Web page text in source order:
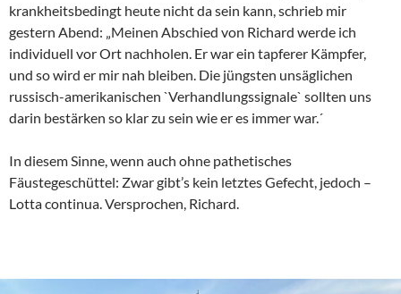
krankheitsbedingt heute nicht da sein kann, schrieb mir
gestern Abend: „Meinen Abschied von Richard werde ich
individuell vor Ort nachholen. Er war ein tapferer Kämpfer,
und so wird er mir nah bleiben. Die jüngsten unsäglichen
russisch-amerikanischen `Verhandlungssignale` sollten uns
darin bestärken so klar zu sein wie er es immer war.´
In diesem Sinne, wenn auch ohne pathetisches
Fäustegeschüttel: Zwar gibt’s kein letztes Gefecht, jedoch –
Lotta continua. Versprochen, Richard.